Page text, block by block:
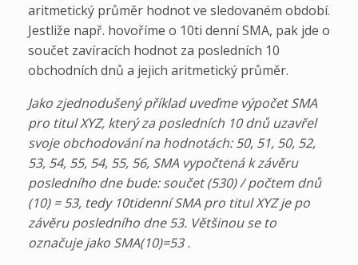
aritmetický průměr hodnot ve sledovaném období.
Jestliže např. hovoříme o 10ti denní SMA, pak jde o
součet zavíracích hodnot za posledních 10
obchodních dnů a jejich aritmetický průměr.
Jako zjednodušený příklad uveďme výpočet SMA
pro titul XYZ, který za posledních 10 dnů uzavřel
svoje obchodování na hodnotách: 50, 51, 50, 52,
53, 54, 55, 54, 55, 56, SMA vypočtená k závěru
posledního dne bude: součet (530) / počtem dnů
(10) = 53, tedy 10tidenní SMA pro titul XYZ je po
závěru posledního dne 53. Většinou se to
označuje jako SMA(10)=53 .